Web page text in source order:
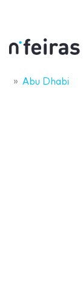
Abu Dhabi